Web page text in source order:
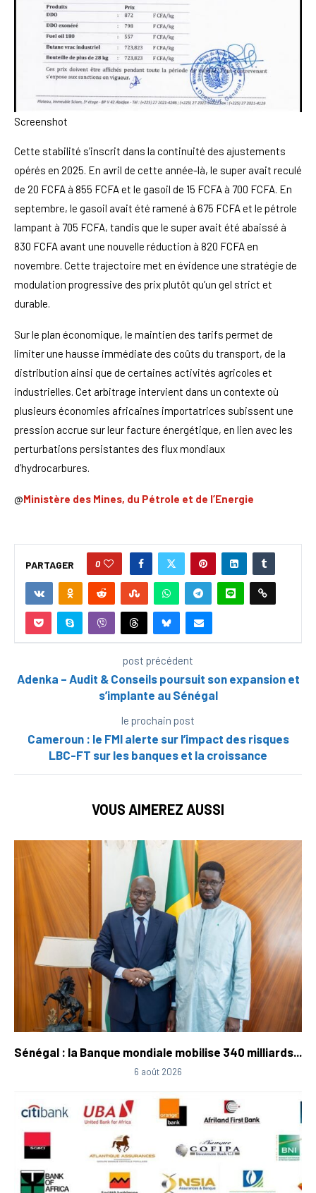
Screenshot
Cette stabilité s’inscrit dans la continuité des ajustements
opérés en 2025. En avril de cette année-là, le super avait reculé
de 20 FCFA à 855 FCFA et le gasoil de 15 FCFA à 700 FCFA. En
septembre, le gasoil avait été ramené à 675 FCFA et le pétrole
lampant à 705 FCFA, tandis que le super avait été abaissé à
830 FCFA avant une nouvelle réduction à 820 FCFA en
novembre. Cette trajectoire met en évidence une stratégie de
modulation progressive des prix plutôt qu’un gel strict et
durable.
Sur le plan économique, le maintien des tarifs permet de
limiter une hausse immédiate des coûts du transport, de la
distribution ainsi que de certaines activités agricoles et
industrielles. Cet arbitrage intervient dans un contexte où
plusieurs économies africaines importatrices subissent une
pression accrue sur leur facture énergétique, en lien avec les
perturbations persistantes des flux mondiaux
d’hydrocarbures.
@Ministère des Mines, du Pétrole et de l’Energie
PARTAGER 0
post précédent
Adenka – Audit & Conseils poursuit son expansion et
s’implante au Sénégal
le prochain post
Cameroun : le FMI alerte sur l’impact des risques
LBC-FT sur les banques et la croissance
VOUS AIMEREZ AUSSI
Sénégal : la Banque mondiale mobilise 340 milliards...
6 août 2026